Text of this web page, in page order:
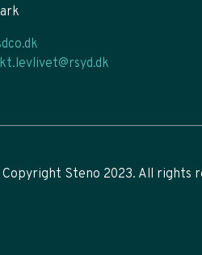
Steno 2023. All rights